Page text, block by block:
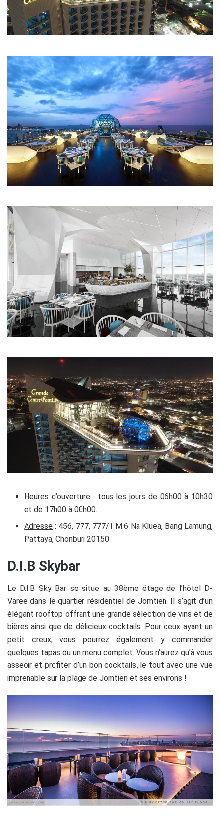
Heures d’ouverture : tous les jours de 06h00 à 10h30
et de 17h00 à 00h00.
Adresse : 456, 777, 777/1 M.6 Na Kluea, Bang Lamung,
Pattaya, Chonburi 20150
D.I.B Skybar
Le D.I.B Sky Bar se situe au 38ème étage de l’hôtel D-
Varee dans le quartier résidentiel de Jomtien. Il s’agit d’un
élégant rooftop offrant une grande sélection de vins et de
bières ainsi que de délicieux cocktails. Pour ceux ayant un
petit creux, vous pourrez également y commander
quelques tapas ou un menu complet. Vous n’aurez qu’à vous
asseoir et profiter d’un bon cocktails, le tout avec une vue
imprenable sur la plage de Jomtien et ses environs !